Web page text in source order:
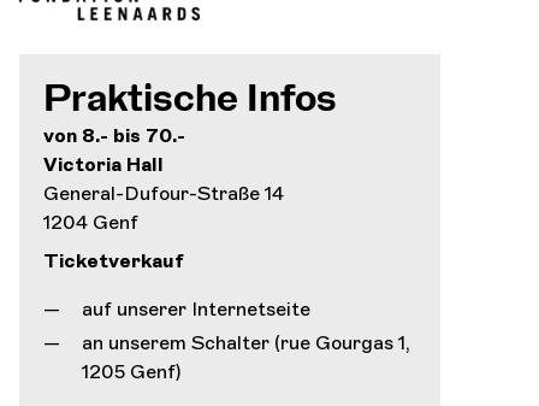
Praktische Infos
von 8.- bis 70.-
Victoria Hall
General-Dufour-Straße 14
1204 Genf
Ticketverkauf
auf unserer Internetseite
an unserem Schalter (rue Gourgas 1,
1205 Genf)